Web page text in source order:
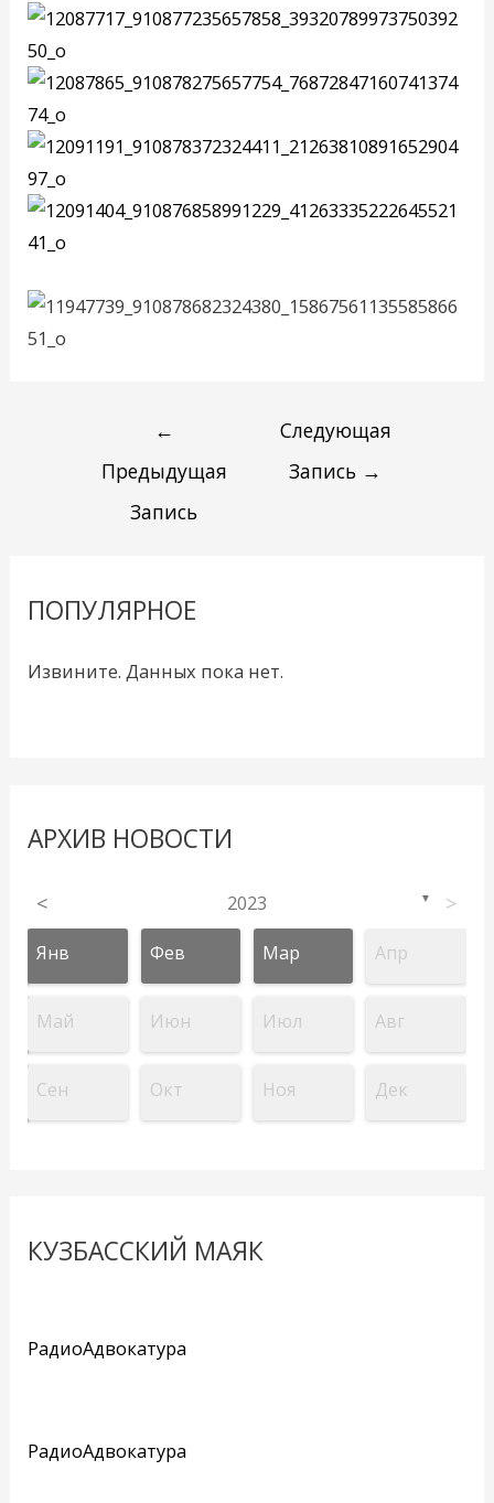
←
Предыдущая
Запись
Следующая
Запись →
ПОПУЛЯРНОЕ
Извините. Данных пока нет.
АРХИВ НОВОСТИ
< 2023 ▼ >
Янв Фев Мар Апр
Май Июн Июл Авг
Сен Окт Ноя Дек
КУЗБАССКИЙ МАЯК
РадиоАдвокатура
РадиоАдвокатура